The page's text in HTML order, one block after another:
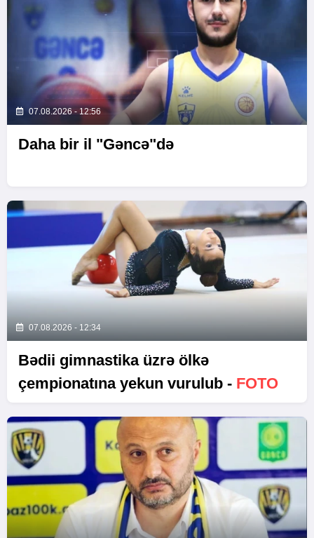
07.08.2026 - 12:56
Daha bir il "Gəncə"də
07.08.2026 - 12:34
Bədii gimnastika üzrə ölkə
çempionatına yekun vurulub - FOTO